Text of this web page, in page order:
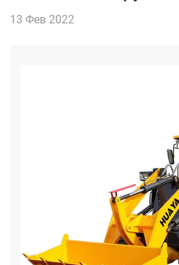
13 Фев 2022